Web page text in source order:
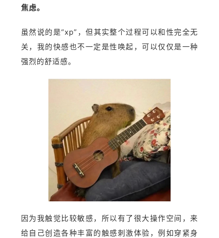
焦虑。
虽然说的是“xp”，但其实整个过程可以和性完全无
关，我的快感也不一定是性唤起，可以仅仅是一种
强烈的舒适感。
因为我触觉比较敏感，所以有了很大操作空间，来
给自己创造各种丰富的触感刺激体验，例如穿紧身